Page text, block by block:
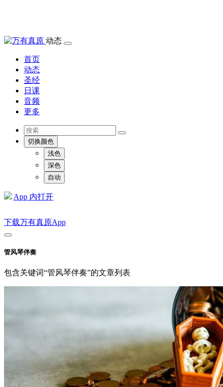
动态
首页
动态
圣经
日课
音频
更多
切换颜色
浅色
深色
自动
App 内打开
下载万有真原App
管风琴伴奏
包含关键词“管风琴伴奏”的文章列表